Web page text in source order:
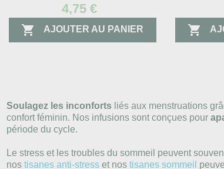
4,75 €
 AJOUTER AU PANIER 
Soulagez les inconfortsliés aux menstruations
confort féminin. Nos infusions sont conçues pour
période du cycle.
Le stress et les troubles du sommeil peuvent
nos tisanes anti-stresset nos tisanes sommeil